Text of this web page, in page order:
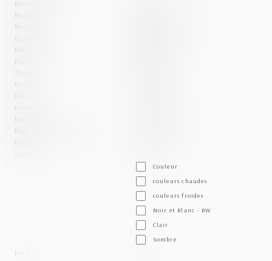
Mountain
Nepal
Nocturnal
Other
Patagonia
Place
Theme
Dark
Flowers
Forest
Format
High resolution Image
Iceland
Japan
Couleur
couleurs chaudes
couleurs froides
Noir et Blanc - BW
Clair
Sombre
Format